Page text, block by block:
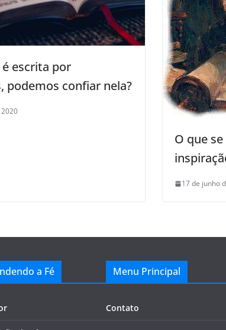
é escrita por
podemos confiar nela?
O que
17 de junho
a Fé Menu Principal
Contato